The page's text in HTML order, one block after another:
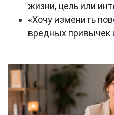
жизни, цель или
«Хочу изменить
вредных привычек